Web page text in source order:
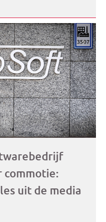
commotie:
uit de media